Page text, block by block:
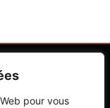
pour vous